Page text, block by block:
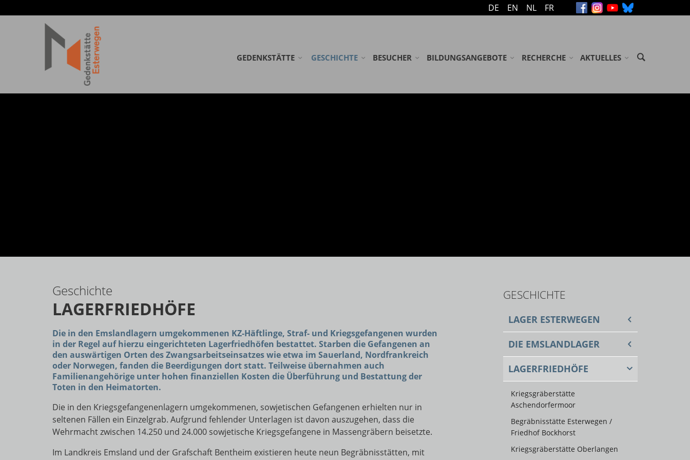
DE EN NL FR
GEDENKSTÄTTE GESCHICHTE BESUCHER BILDUNGSANGEBOTE RECHERCHE AKTUELLES
Geschichte
LAGERFRIEDHÖFE
Die in den Emslandlagern umgekommenen KZ-Häftlinge, Straf- und Kriegsgefangenen wurden
in der Regel auf hierzu eingerichteten Lagerfriedhöfen bestattet. Starben die Gefangenen an
den auswärtigen Orten des Zwangsarbeitseinsatzes wie etwa im Sauerland, Nordfrankreich
oder Norwegen, fanden die Beerdigungen dort statt. Teilweise übernahmen auch
Familienangehörige unter hohen finanziellen Kosten die Überführung und Bestattung der
Toten in den Heimatorten.
Die in den Kriegsgefangenenlagern umgekommenen, sowjetischen Gefangenen erhielten nur in
seltenen Fällen ein Einzelgrab. Aufgrund fehlender Unterlagen ist davon auszugehen, dass die
Wehrmacht zwischen 14.250 und 24.000 sowjetische Kriegsgefangene in Massengräbern beisetzte.
Im Landkreis Emsland und der Grafschaft Bentheim existieren heute neun Begräbnisstätten, mit
GESCHICHTE
LAGER ESTERWEGEN
DIE EMSLANDLAGER
LAGERFRIEDHÖFE
Kriegsgräberstätte
Aschendorfermoor
Begräbnisstätte Esterwegen /
Friedhof Bockhorst
Kriegsgräberstätte Oberlangen